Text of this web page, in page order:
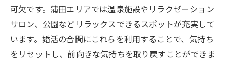
可欠です。蒲田エリアでは温泉施設やリラクゼーション
サロン、公園などリラックスできるスポットが充実して
います。婚活の合間にこれらを利用することで、気持ち
をリセットし、前向きな気持ちを取り戻すことができま